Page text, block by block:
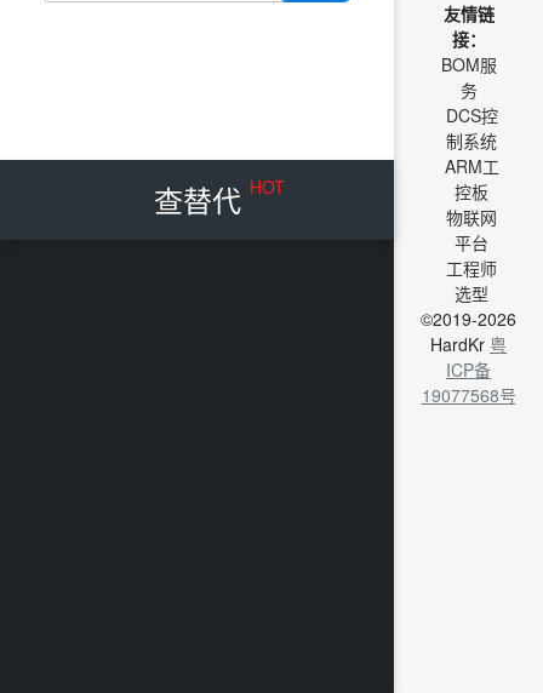
查替代 HOT
友情链
接：
BOM服
务
DCS控
制系统
ARM工
控板
物联网
平台
工程师
选型
©2019-2026
HardKr 粤
ICP备
19077568号